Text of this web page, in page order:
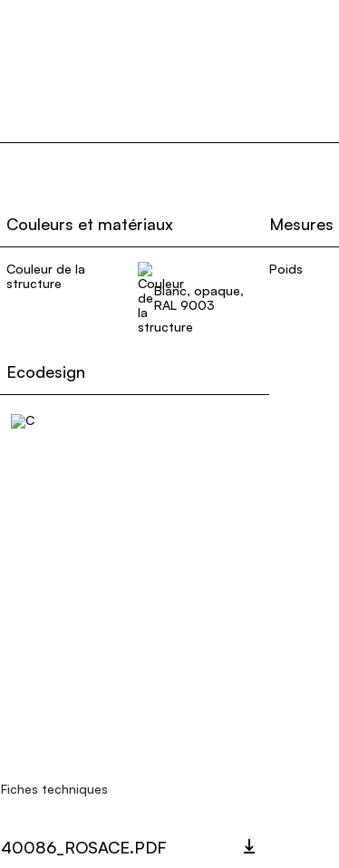
Couleurs et matériaux
Couleur de la
structure
Blanc, opaque,
RAL 9003
Mesures
Poids
Ecodesign
Fiches techniques
40086_ROSACE.PDF